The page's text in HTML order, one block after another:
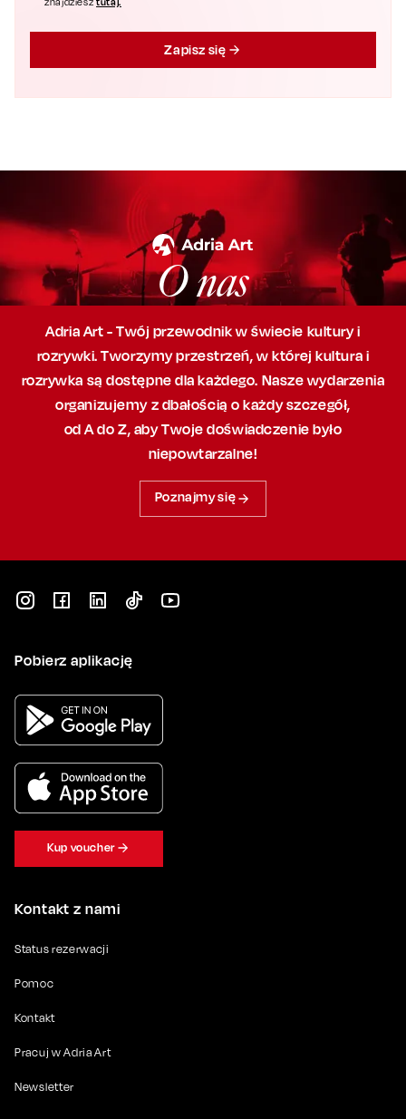
znajdziesz
Zapisz się
O nas
Adria Art - Twój przewodnik w świecie kultury i
rozrywki. Tworzymy przestrzeń,w której kultura i
rozrywka są dostępne dla każdego. Nasze wydarzenia
organizujemy z dbałością o każdy szczegół,
od A do Z, abyTwoje doświadczenie było
niepowtarzalne!
Poznajmy się
Kontakt z nami
Status rezerwacji
Pomoc
Kontakt
Pracuj w Adria Art
Newsletter
Pobierz aplikację
Kup voucher